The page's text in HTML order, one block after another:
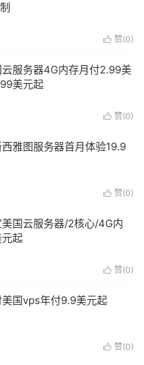
 赞(0)
服务器4G内存月付2.99美
美元起
 赞(0)
雅图服务器首月体验19.9
 赞(0)
国云服务器/2核心/4G内
起
 赞(0)
国vps年付9.9美元起
 赞(0)